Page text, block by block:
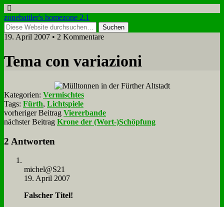
zonebattler's homezone 2.1
19. April 2007 • 2 Kommentare
Te­ma con va­ria­zio­ni
Kategorien: Vermischtes
Tags: Fürth, Lichtspiele
vorheriger Beitrag Viererbande
nächster Beitrag Krone der (Wort-)Schöpfung
2 Antworten
michel@S21
19. April 2007
Fal­scher Ti­tel!